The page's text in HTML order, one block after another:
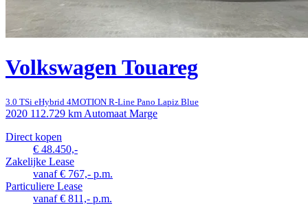
Volkswagen Touareg
3.0 TSi eHybrid 4MOTION R-Line Pano Lapiz Blue
2020 112.729 km Automaat Marge
Direct kopen
€ 48.450,-
Zakelijke Lease
vanaf € 767,- p.m.
Particuliere Lease
vanaf € 811,- p.m.